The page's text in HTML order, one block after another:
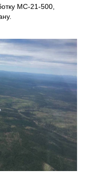
МС‑21‑500,